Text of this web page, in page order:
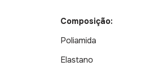
Composição:
Poliamida
Elastano